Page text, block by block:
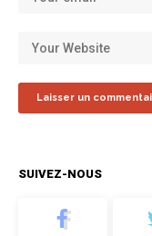
SUIVEZ-NOUS